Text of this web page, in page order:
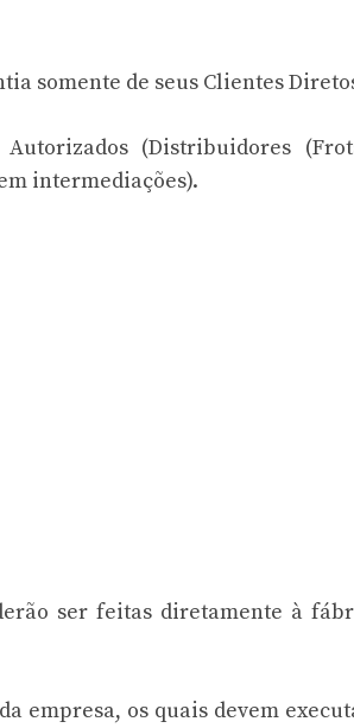
somente de seus Clientes
(Distribuidores
intermediações).
ser feitas diretamente à
empresa, os quais devem